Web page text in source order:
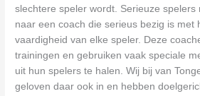
slechtere speler wordt. Serieuze spelers
naar een coach die serieus bezig is met
vaardigheid van elke speler. Deze
trainingen en gebruiken vaak speciale
uit hun spelers te halen. Wij bij van
geloven daar ook in en hebben